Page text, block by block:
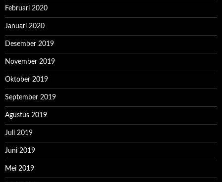
Februari 2020
Januari 2020
Desember 2019
November 2019
Oktober 2019
September 2019
Agustus 2019
Juli 2019
Juni 2019
Mei 2019